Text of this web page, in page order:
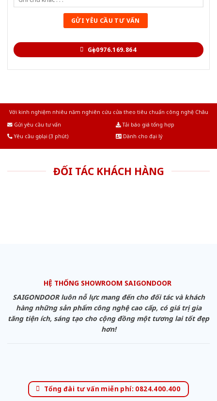
Gọi 0976.169.864
Với kinh nghiệm nhiêu năm nghiên cứu cửa theo tiêu chuẩn công nghệ Châu
Gửi yêu cầu tư vấn
Tải báo giá tổng hợp
Yêu cầu gọi lại (3 phút)
Dành cho đại lý
ĐỐI TÁC KHÁCH HÀNG
HỆ THỐNG SHOWROOM SAIGONDOOR
SAIGONDOOR luôn nỗ lực mang đến cho đối tác và khách
hàng những sản phẩm công nghệ cao cấp, có giá trị gia
tăng tiện ích, sáng tạo cho cộng đồng một tương lai tốt đẹp
hơn!
Tổng đài tư vấn miễn phí: 0824.400.400